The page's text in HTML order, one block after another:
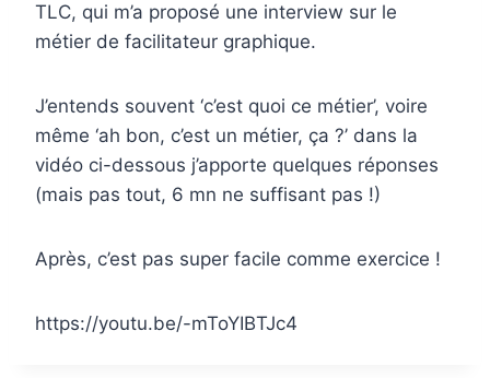
TLC, qui m’a proposé une interview sur le
métier de facilitateur graphique.
J’entends souvent ‘c’est quoi ce métier’, voire
même ‘ah bon, c’est un métier, ça ?’ dans la
vidéo ci-dessous j’apporte quelques réponses
(mais pas tout, 6 mn ne suffisant pas !)
Après, c’est pas super facile comme exercice !
https://youtu.be/-mToYIBTJc4